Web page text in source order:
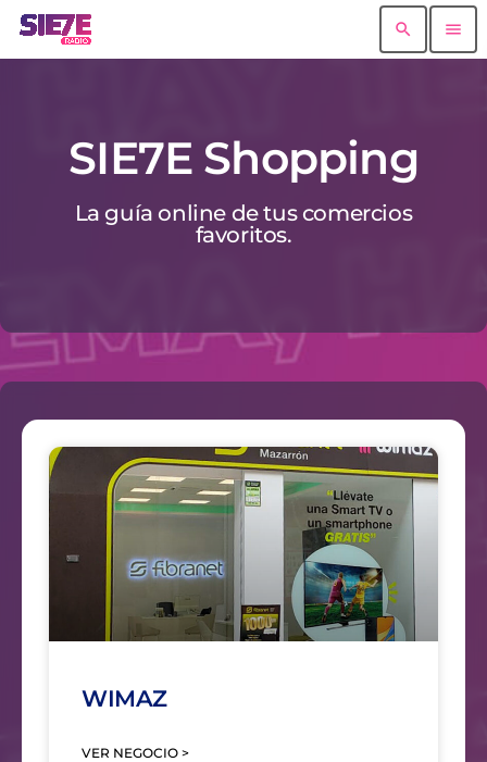
search menu
SIE7E Shopping
La guía online de tus comercios
favoritos.
WIMAZ
VER NEGOCIO >